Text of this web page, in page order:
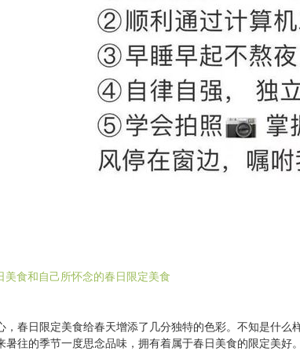
美食和自己所怀念的春日限定美食
，春日限定美食给春天增添了几分独特的色彩。不知是什
暑往的季节一度思念品味，拥有着属于春日美食的限定美好。